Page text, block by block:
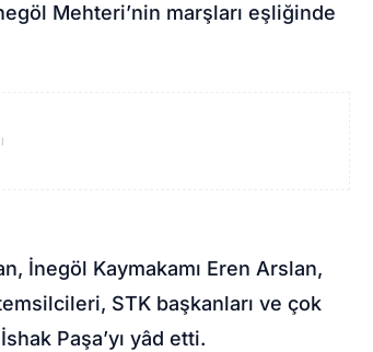
Mehteri’nin marşları eşliğinde
İnegöl Kaymakamı Eren Arslan,
STK başkanları ve çok
Paşa’yı yâd etti.